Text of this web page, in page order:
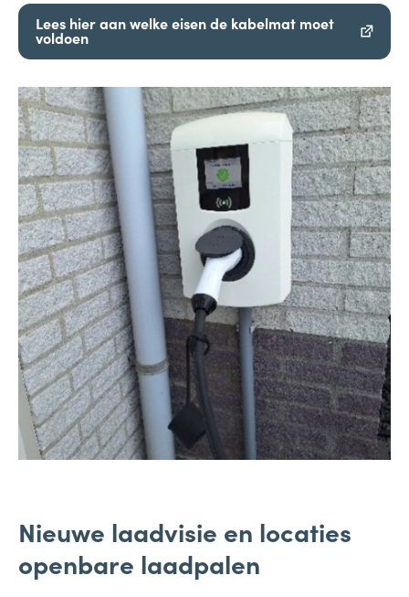
Lees hier aan welke eisen de kabelmat moet
voldoen
Nieuwe laadvisie en locaties
openbare laadpalen